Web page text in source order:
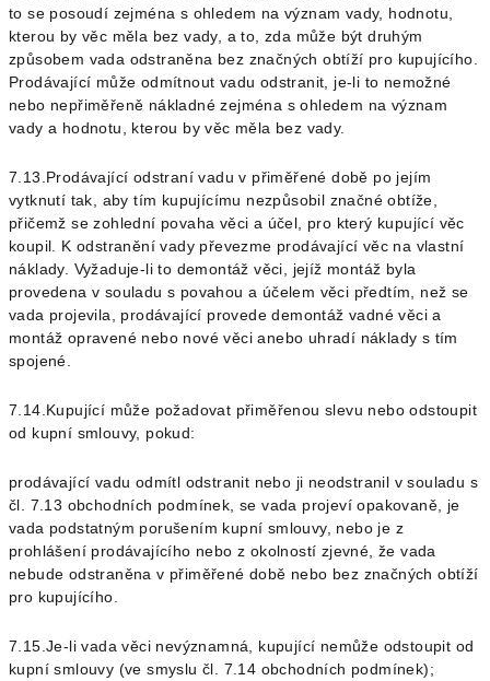
to se posoudí zejména s ohledem na význam vady, hodnotu,
kterou by věc měla bez vady, a to, zda může být druhým
způsobem vada odstraněna bez značných obtíží pro kupujícího.
Prodávající může odmítnout vadu odstranit, je-li to nemožné
nebo nepřiměřeně nákladné zejména s ohledem na význam
vady a hodnotu, kterou by věc měla bez vady.
7.13.Prodávající odstraní vadu v přiměřené době po jejím
vytknutí tak, aby tím kupujícímu nezpůsobil značné obtíže,
přičemž se zohlední povaha věci a účel, pro který kupující věc
koupil. K odstranění vady převezme prodávající věc na vlastní
náklady. Vyžaduje-li to demontáž věci, jejíž montáž byla
provedena v souladu s povahou a účelem věci předtím, než se
vada projevila, prodávající provede demontáž vadné věci a
montáž opravené nebo nové věci anebo uhradí náklady s tím
spojené
7.14.Kupující může požadovat přiměřenou slevu nebo odstoupit
od kupní smlouvy, pokud:
prodávající vadu odmítl odstranit nebo ji neodstranil v souladu s
čl. 7.13 obchodních podmínek,se vada projeví opakovaně, je
vada podstatným porušením kupní smlouvy, nebo je z
prohlášení prodávajícího nebo z okolností zjevné, že vada
nebude odstraněna v přiměřené době nebo bez značných obtíží
pro kupujícího.
7.15.Je-li vada věci nevýznamná, kupující nemůže odstoupit od
kupní smlouvy (ve smyslu čl. 7.14 obchodních podmínek);